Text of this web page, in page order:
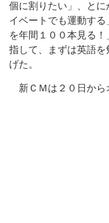
個に割りたい」、と
イベートでも運動す
を年間１００本見る
指して、まずは英語
げた。
新ＣＭは２０日から